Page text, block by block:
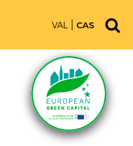
VAL CAS